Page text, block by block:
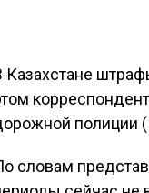
Казахстане
полиции
словам